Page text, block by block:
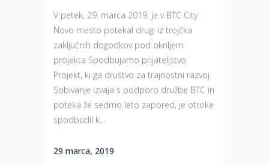
V petek, 29. marca 2019, je v BTC City
Novo mesto potekal drugi iz trojčka
zaključnih dogodkov pod okriljem
projekta Spodbujamo prijateljstvo.
Projekt, ki ga društvo za trajnostni razvoj
Sobivanje izvaja s podporo družbe BTC in
poteka že sedmo leto zapored, je otroke
spodbudil k...
29 marca, 2019